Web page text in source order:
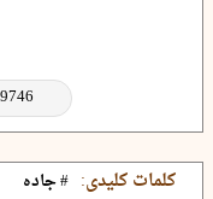
کلمات کلیدی: # جاده